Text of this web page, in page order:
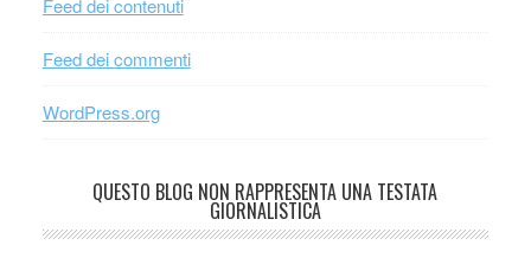
Feed dei contenuti
Feed dei commenti
WordPress.org
QUESTO BLOG NON RAPPRESENTA UNA TESTATA
GIORNALISTICA